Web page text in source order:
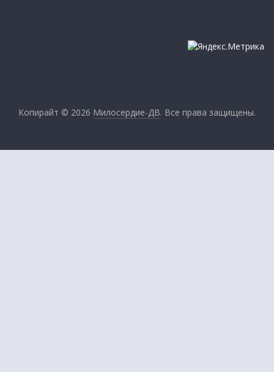
Копирайт © 2026 Милосердие-ДВ. Все права защищены.